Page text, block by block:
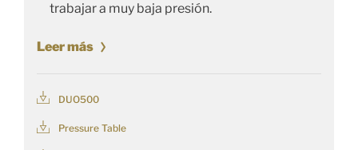
trabajar a muy baja presión.
Leer más
DUO500
Pressure Table